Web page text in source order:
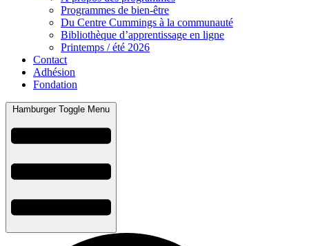
Programmes de bien-être
Du Centre Cummings à la communauté
Bibliothèque d’apprentissage en ligne
Printemps / été 2026
Contact
Adhésion
Fondation
Hamburger Toggle Menu